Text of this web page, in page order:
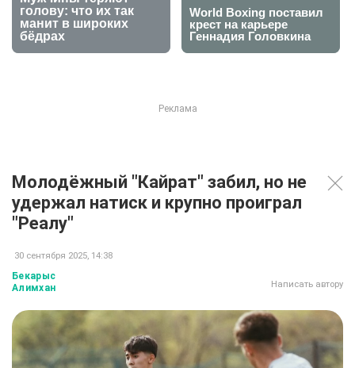
Молодёжный "Кайрат" забил, но не
удержал натиск и крупно проиграл
"Реалу"
30 сентября 2025, 14:38
Бекарыс
Алимхан
Написать автору